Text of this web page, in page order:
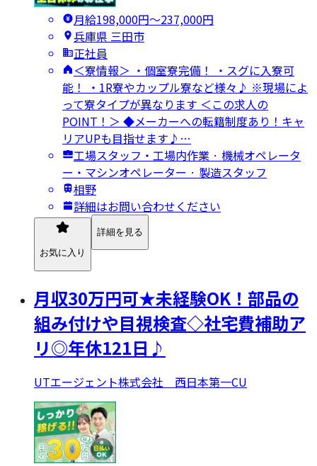
月給198,000円〜237,000円
兵庫県 三田市
正社員
＜寮情報＞ ・個室寮完備！ ・スグに入寮可
能！ ・1R寮やカップル寮など様々♪ ※現場によ
って寮タイプが異なります ＜この求人の
POINT！＞ ◆メーカーへの転籍制度あり！キャ
リアUPも目指せます♪…
工場スタッフ・工場内作業 · 機械オペレータ
ー・マシンオペレーター · 製造スタッフ
相野
詳細はお問い合わせください
お気に入り
詳細を見る
月収30万円可★未経験OK！部品の
組み付けや目視検査◇社宅費補助ア
リ◎年休121日♪
UTエージェント株式会社 西日本第一CU